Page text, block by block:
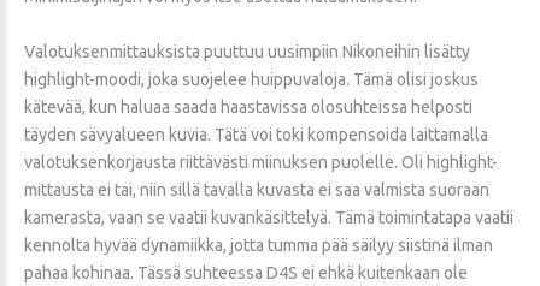
Valotuksenmittauksista puuttuu uusimpiin Nikoneihin lisätty
highlight-moodi, joka suojelee huippuvaloja. Tämä olisi joskus
kätevää, kun haluaa saada haastavissa olosuhteissa helposti
täyden sävyalueen kuvia. Tätä voi toki kompensoida laittamalla
valotuksenkorjausta riittävästi miinuksen puolelle. Oli highlight-
mittausta ei tai, niin sillä tavalla kuvasta ei saa valmista suoraan
kamerasta, vaan se vaatii kuvankäsittelyä. Tämä toimintatapa vaatii
kennolta hyvää dynamiikka, jotta tumma pää säilyy siistinä ilman
pahaa kohinaa. Tässä suhteessa D4S ei ehkä kuitenkaan ole